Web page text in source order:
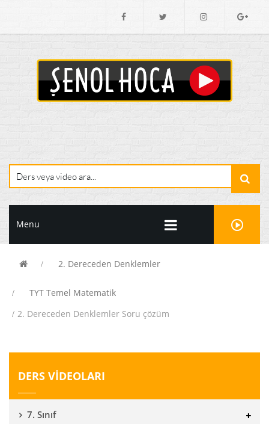
Menu
2. Dereceden Denklemler
TYT Temel Matematik
2. Dereceden Denklemler Soru çözüm
DERS VİDEOLARI
7. Sınıf